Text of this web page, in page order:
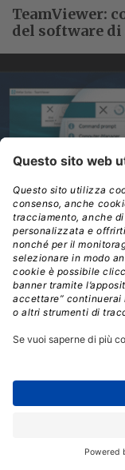
TeamViewer:
del software
TeamViewer è un
remoto
prezzi dell’ultima
Collaboratore